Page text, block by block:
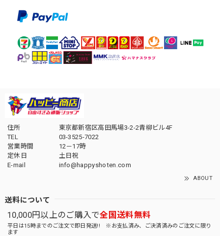
住所
東京都新宿区高田馬場3-2-2青柳ビル4F
TEL
03-3525-7022
営業時間
12－17時
定休日
土日祝
E-mail
info@happyshoten.com
ABOUT
送料について
10,000円以上のご購入で全国送料無料
平日は15時までのご注文で即日発送!! ※お支払済み、ご決済済みのご注文に限り
ます